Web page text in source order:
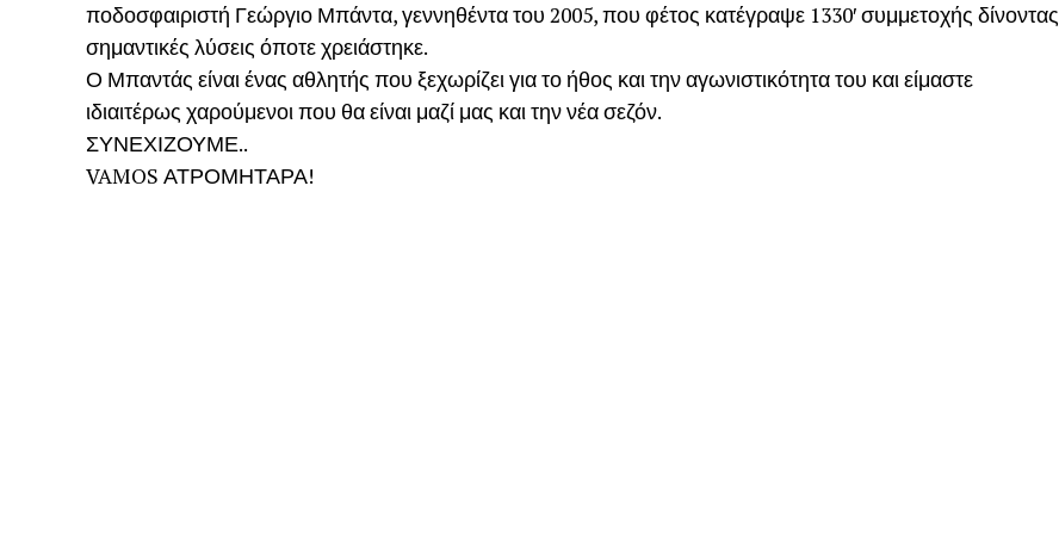
ποδοσφαιριστή Γεώργιο Μπάντα, γεννηθέντα του 2005, που φέτος κατέγραψε 1330′ συμμετοχής δίνοντας
σημαντικές λύσεις όποτε χρειάστηκε.
Ο Μπαντάς είναι ένας αθλητής που ξεχωρίζει για το ήθος και την αγωνιστικότητα του και είμαστε
ιδιαιτέρως χαρούμενοι που θα είναι μαζί μας και την νέα σεζόν.
ΣΥΝΕΧΙΖΟΥΜΕ..
VAMOS ΑΤΡΟΜΗΤΑΡΑ!